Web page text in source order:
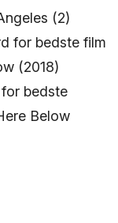
(2)
for bedste film
(2018)
bedste
Below